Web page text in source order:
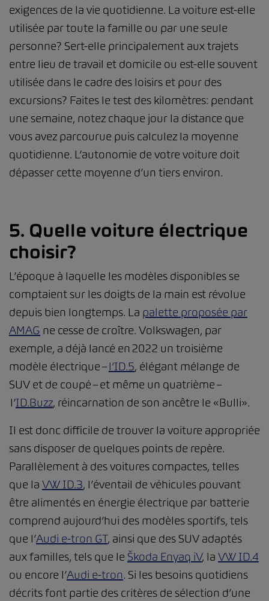
exigences de la vie quotidienne. La voiture est-elle
utilisée par toute la famille ou par une seule
personne? Sert-elle principalement aux trajets
entre lieu de travail et domicile ou est-elle souvent
utilisée dans le cadre des loisirs et pour des
excursions? Faites le test des kilomètres: pendant
une semaine, notez chaque jour la distance que
vous avez parcourue puis calculez la moyenne
quotidienne. L’autonomie de votre voiture doit
dépasser cette moyenne d’un tiers environ.
5. Quelle voiture électrique
choisir?
L’époque à laquelle les modèles disponibles se
comptaient sur les doigts de la main est révolue
depuis bien longtemps. La palette proposée par
AMAG ne cesse de croître. Volkswagen, par
exemple, a déjà lancé en 2022 un troisième
modèle électrique –l’ID.5, élégant mélange de
SUV et de coupé – et même un quatrième –
l’ID.Buzz, réincarnation de son ancêtre le «Bulli».
Il est donc difficile de trouver la voiture appropriée
sans disposer de quelques points de repère.
Parallèlement à des voitures compactes, telles
que la VW ID.3, l’éventail de véhicules pouvant
être alimentés en énergie électrique par batterie
comprend aujourd’hui des modèles sportifs, tels
que l’Audi e-tron GT, ainsi que des SUV adaptés
aux familles, tels que le Škoda Enyaq iV, la VW ID.4
ou encore l’Audi e-tron. Si les besoins quotidiens
décrits font partie des critères de sélection d’une